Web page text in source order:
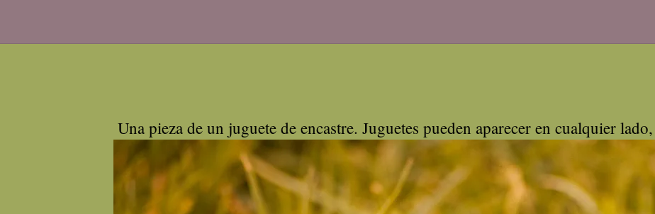
Una pieza de un juguete de encastre. Juguetes pueden aparecer en cualquier